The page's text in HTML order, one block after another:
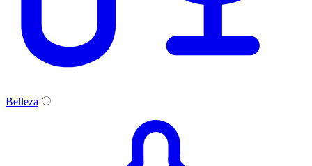
Belleza